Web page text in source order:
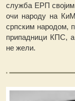
служба ЕРП
очи народу на
српским народом,
припадници КПС, а
не жели.